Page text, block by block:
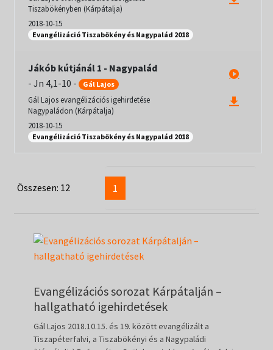
Tiszabökényben (Kárpátalja)
2018-10-15
Evangélizáció Tiszabökény és Nagypalád 2018
Jákób kútjánál 1 - Nagypalád
-Jn 4,1-10 - Gál Lajos
Gál Lajos evangélizációs igehirdetése
Nagypaládon (Kárpátalja)
2018-10-15
Evangélizáció Tiszabökény és Nagypalád 2018
Összesen: 12 1
Evangélizációs sorozat Kárpátalján –
hallgatható igehirdetések
Gál Lajos 2018.10.15. és 19. között evangélizált a
Tiszapéterfalvi, a Tiszabökényi és a Nagypaládi